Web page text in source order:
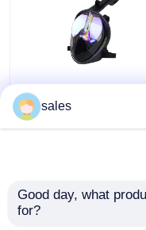
Silicone lunettes de
plein visage de 180
degrés avec la
sales
Good day, what
for?